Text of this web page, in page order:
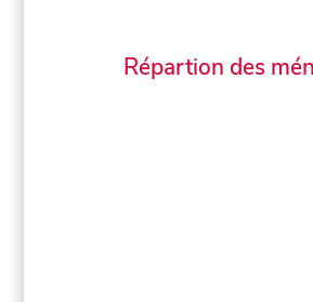
Répartion des